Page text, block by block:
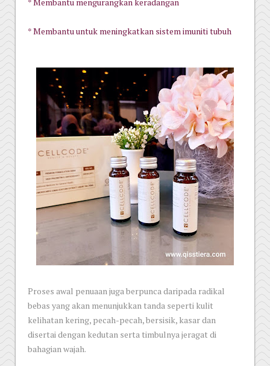
* Membantu untuk meningkatkan sistem imuniti tubuh
Proses awal penuaan juga berpunca daripada radikal
bebas yang akan menunjukkan tanda seperti kulit
kelihatan kering, pecah-pecah, bersisik, kasar dan
disertai dengan kedutan serta timbulnya jeragat di
bahagian wajah.